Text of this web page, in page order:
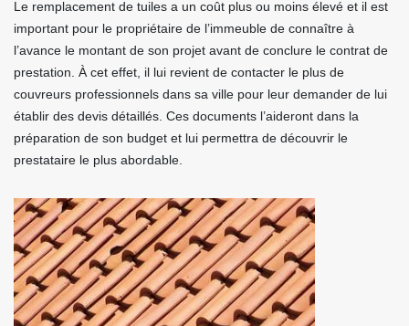
Le remplacement de tuiles a un coût plus ou moins élevé et il est
important pour le propriétaire de l’immeuble de connaître à
l’avance le montant de son projet avant de conclure le contrat de
prestation. À cet effet, il lui revient de contacter le plus de
couvreurs professionnels dans sa ville pour leur demander de lui
établir des devis détaillés. Ces documents l’aideront dans la
préparation de son budget et lui permettra de découvrir le
prestataire le plus abordable.